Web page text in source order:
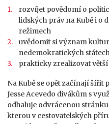
rozvíjet povědomí o
lidských práv na Kubě i o
režimech
uvědomit si význam
nedemokratických
prakticky zrealizovat
Na Kubě se opět začínají šířit
Jesse Acevedo divákům s
odhaluje odvrácenou
kterou v cestovatelských